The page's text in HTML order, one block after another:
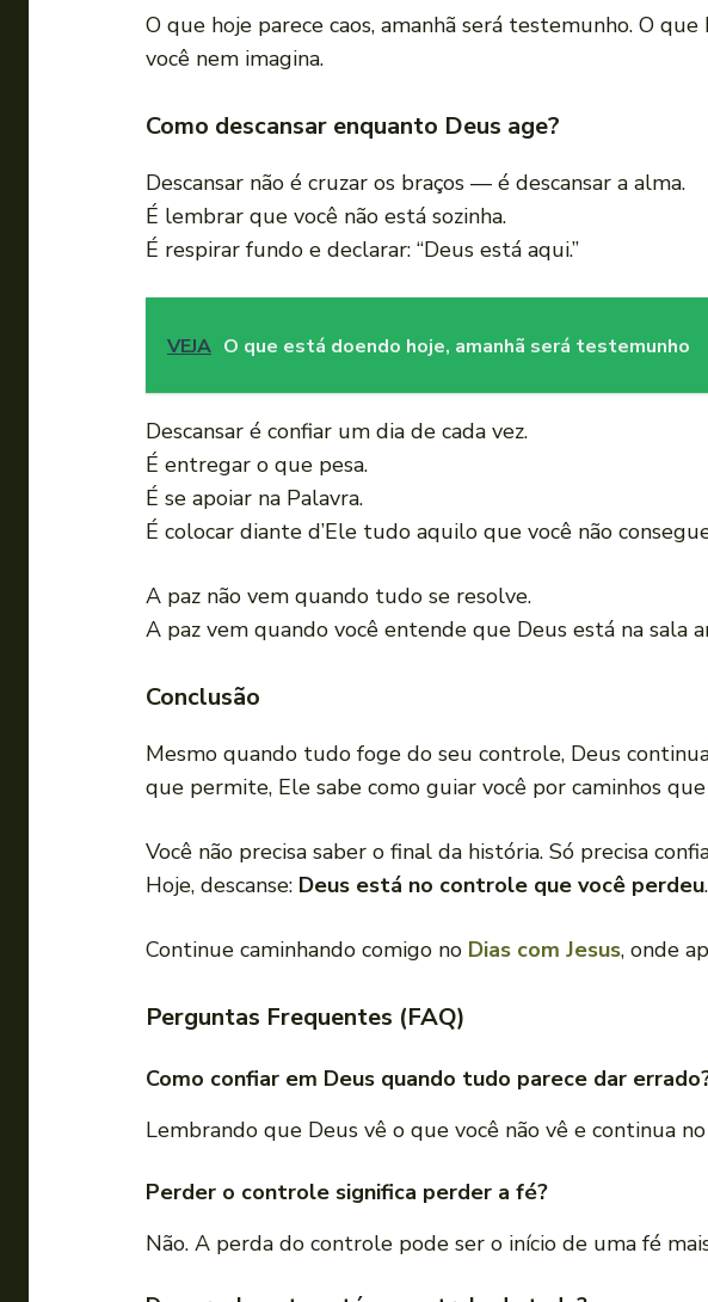
O que hoje parece caos, amanhã será testemunho. O
você nem imagina.
Como descansar enquanto Deus age?
Descansar não é cruzar os braços — é descansar a alma.
É lembrar que você não está sozinha.
É respirar fundo e declarar: “Deus está aqui.”
VEJA O que está doendo hoje, amanhã será testemunho
Descansar é confiar um dia de cada vez.
É entregar o que pesa.
É se apoiar na Palavra.
É colocar diante d’Ele tudo aquilo que você não
A paz não vem quando tudo se resolve.
A paz vem quando você entende que Deus está na sala
Conclusão
Mesmo quando tudo foge do seu controle, Deus
que permite, Ele sabe como guiar você por caminhos
Você não precisa saber o final da história. Só precisa
Hoje, descanse: Deus está no controle que você perdeu
Continue caminhando comigo no Dias com Jesus, onde
Perguntas Frequentes (FAQ)
Como confiar em Deus quando tudo parece dar
Lembrando que Deus vê o que você não vê e continua
Perder o controle significa perder a fé?
Não. A perda do controle pode ser o início de uma fé